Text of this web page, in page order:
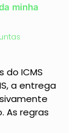
minha
do ICMS
a entrega
As regras